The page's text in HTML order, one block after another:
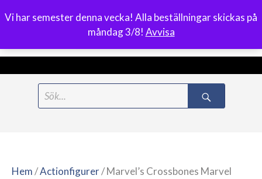
Vi har semester denna vecka! Alla beställningar skickas på
måndag 3/8! Avvisa
0
Meny
Hem/Actionfigurer/ Marvel’s Crossbones Marvel